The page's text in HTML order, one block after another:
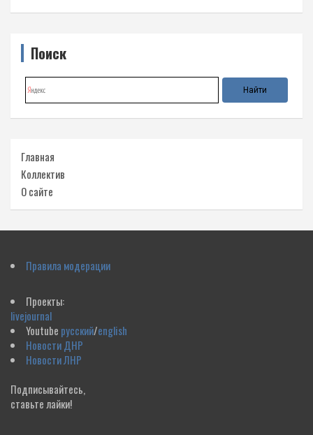
Поиск
Главная
Коллектив
О сайте
Правила модерации
Проекты:
livejournal
Youtube русский/english
Новости ДНР
Новости ЛНР
Подписывайтесь,
ставьте лайки!